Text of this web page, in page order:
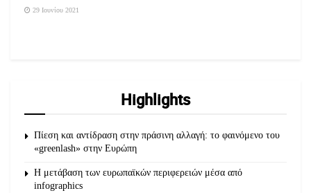
29 Ιουνίου 2021
Highlights
Πίεση και αντίδραση στην πράσινη αλλαγή: το φαινόμενο του
«greenlash» στην Ευρώπη
Η μετάβαση των ευρωπαϊκών περιφερειών μέσα από
infographics